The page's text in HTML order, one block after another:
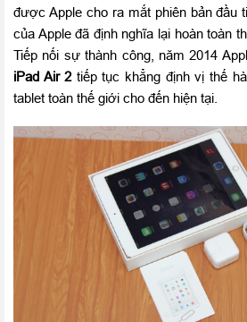
được Apple cho ra mắt phiên bản đầu
của Apple đã định nghĩa lại hoàn toàn
Tiếp nối sự thành công, năm 2014
iPad Air 2tiếp tục khẳng định vị thế
tablet toàn thế giới cho đến hiện tại.